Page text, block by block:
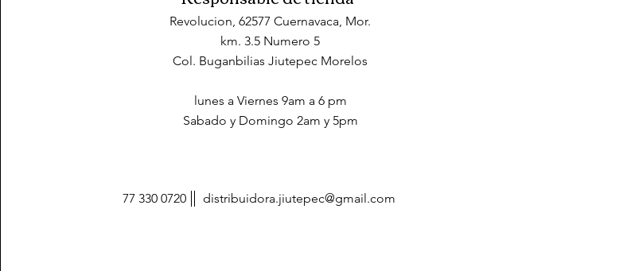
Revolucion, 62577 Cuernavaca, Mor.
km. 3.5 Numero 5
Col. Buganbilias Jiutepec Morelos
lunes a Viernes 9am a 6 pm
Sabado y Domingo 2am y 5pm
77 330 0720 distribuidora.jiutepec@gmail.com